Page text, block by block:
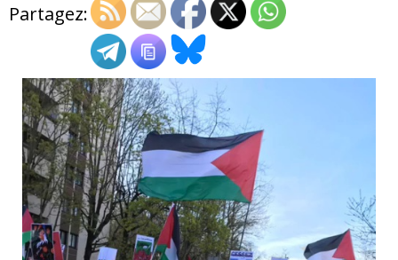
QUI SOMMES-NOUS ?
ADHÉSIONS, DONS, CONTACT
Partagez: